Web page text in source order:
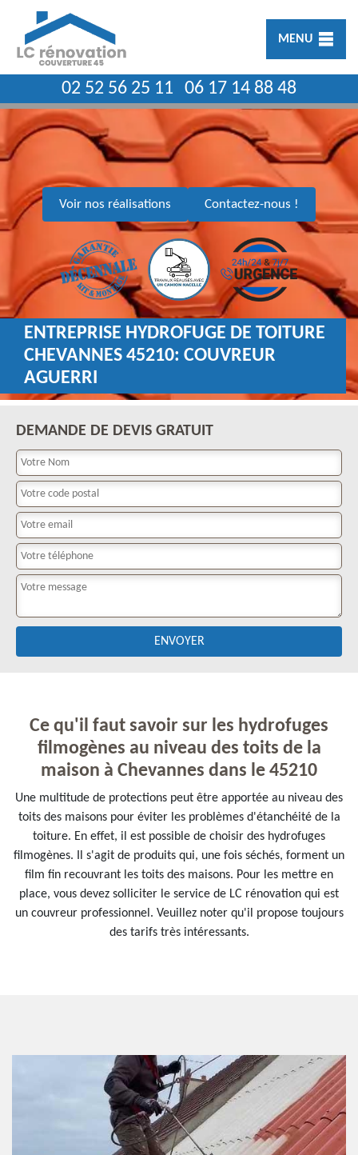
MENU
02 52 56 25 11 06 17 14 88 48
Voir nos réalisations Contactez-nous !
ENTREPRISE HYDROFUGE DE TOITURE
CHEVANNES 45210: COUVREUR
AGUERRI
DEMANDE DE DEVIS GRATUIT
Ce qu'il faut savoir sur les hydrofuges
filmogènes au niveau des toits de la
maison à Chevannes dans le 45210
Une multitude de protections peut être apportée au niveau des
toits des maisons pour éviter les problèmes d'étanchéité de la
toiture. En effet, il est possible de choisir des hydrofuges
filmogènes. Il s'agit de produits qui, une fois séchés, forment un
film fin recouvrant les toits des maisons. Pour les mettre en
place, vous devez solliciter le service de LC rénovation qui est
un couvreur professionnel. Veuillez noter qu'il propose toujours
des tarifs très intéressants.